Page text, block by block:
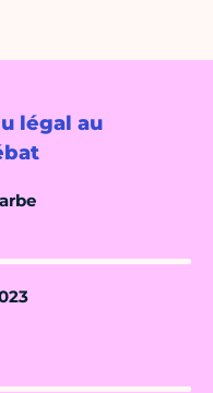
légal au